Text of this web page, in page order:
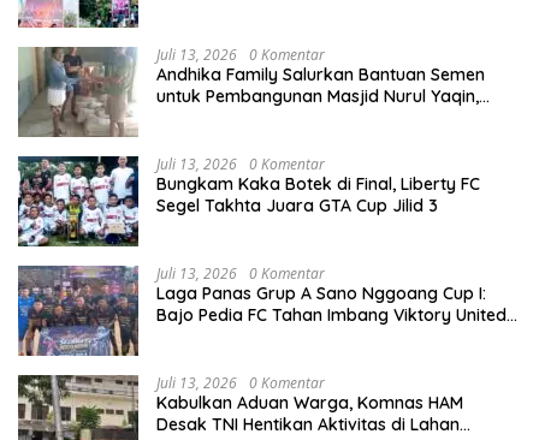
Juli 13, 2026 0 Komentar
Andhika Family Salurkan Bantuan Semen
untuk Pembangunan Masjid Nurul Yaqin,
Juli 13, 2026 0 Komentar
Bungkam Kaka Botek di Final, Liberty FC
Segel Takhta Juara GTA Cup Jilid 3
Juli 13, 2026 0 Komentar
Laga Panas Grup A Sano Nggoang Cup I:
Bajo Pedia FC Tahan Imbang Viktory United
Juli 13, 2026 0 Komentar
Kabulkan Aduan Warga, Komnas HAM
Desak TNI Hentikan Aktivitas di Lahan